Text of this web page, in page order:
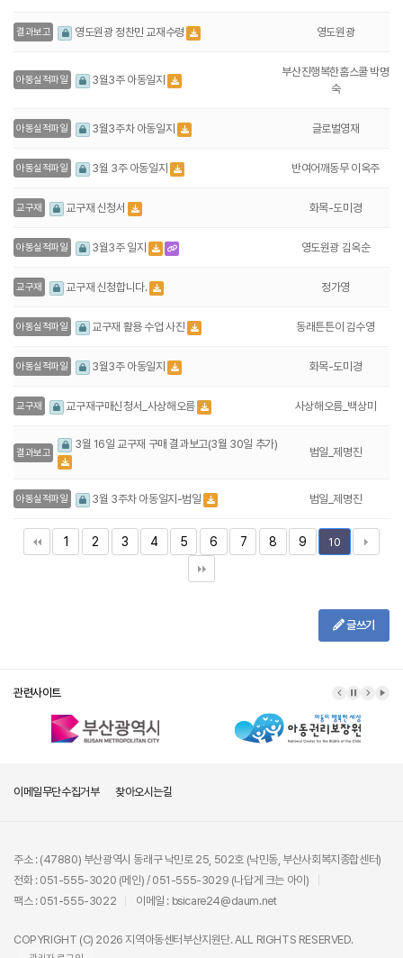
결과보고 영도원광 정찬민 교재수령 영도원광
아동실적파일 3월3주 아동일지
부산진행복한홈스쿨 박명
숙
아동실적파일 3월3주차 아동일지 글로벌영재
아동실적파일 3월 3주 아동일지 반여어깨동무 이옥주
교구재 교구재 신청서 화목-도미경
아동실적파일 3월3주 일지 영도원광 김옥순
교구재 교구재 신청합니다. 정가영
아동실적파일 교구재 활용 수업 사진 동래튼튼이 김수영
아동실적파일 3월3주 아동일지 화목-도미경
교구재 교구재구매신청서_사상해오름 사상해오름_백상미
결과보고
3월 16일 교구재 구매 결과보고(3월 30일 추가)
범일_제명진
아동실적파일 3월 3주차 아동일지-범일 범일_제명진
1 2 3 4 5 6 7 8 9 10
글쓰기
관련사이트
이메일무단수집거부 찾아오시는길
주소 : (47880) 부산광역시 동래구 낙민로 25, 502호 (낙민동, 부산사회복지종합센터)
전화 : 051-555-3020 (메인) / 051-555-3029 (나답게 크는 아이)
팩스 : 051-555-3022
이메일 : bsicare24@daum.net
COPYRIGHT (C) 2026 지역아동센터부산지원단. ALL RIGHTS RESERVED.